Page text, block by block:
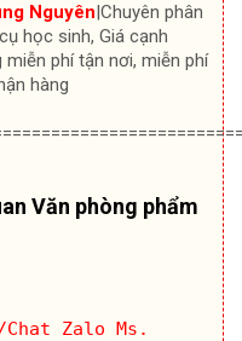
Nguyên|Chuyên phân
học sinh, Giá cạnh
miễn phí tận nơi, miễn phí
hàng
Văn phòng phẩm
Chat Zalo Ms.